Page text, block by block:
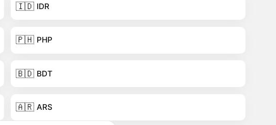
🇮🇩 IDR
🇵🇭 PHP
🇧🇩 BDT
🇦🇷 ARS